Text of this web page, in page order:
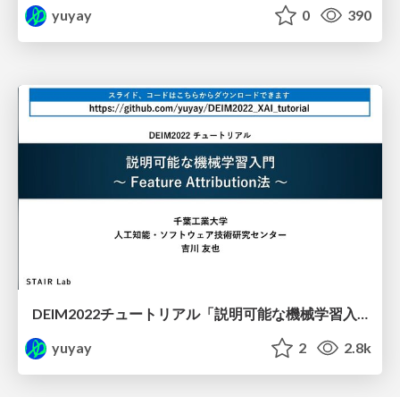
yuyay 0 390
DEIM2022チュートリアル「説明可能な機械学習入門 ～Feature Attribution法～」
yuyay
2 2.8k